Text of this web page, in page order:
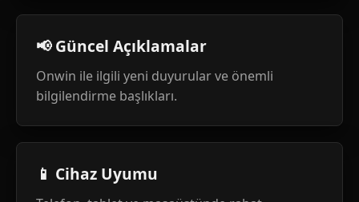
📢 Güncel Açıklamalar
Onwin ile ilgili yeni duyurular ve önemli
bilgilendirme başlıkları.
📱 Cihaz Uyumu